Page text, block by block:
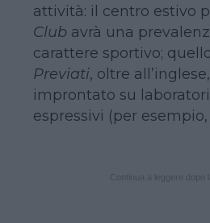
attività: il centro estivo
Club avrà una
carattere sportivo;
Previati, oltre
improntato su
espressivi (per